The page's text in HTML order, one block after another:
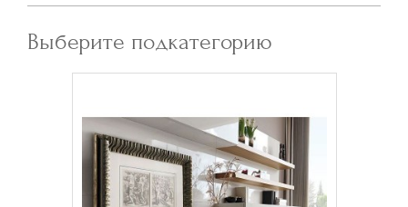
Выберите подкатегорию